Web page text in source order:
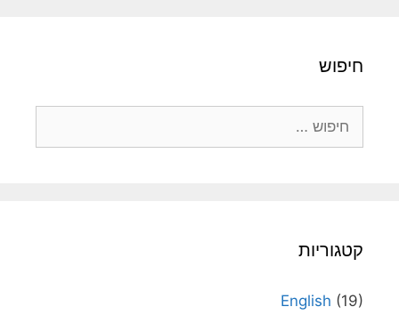
חיפוש
קטגוריות
English (19)